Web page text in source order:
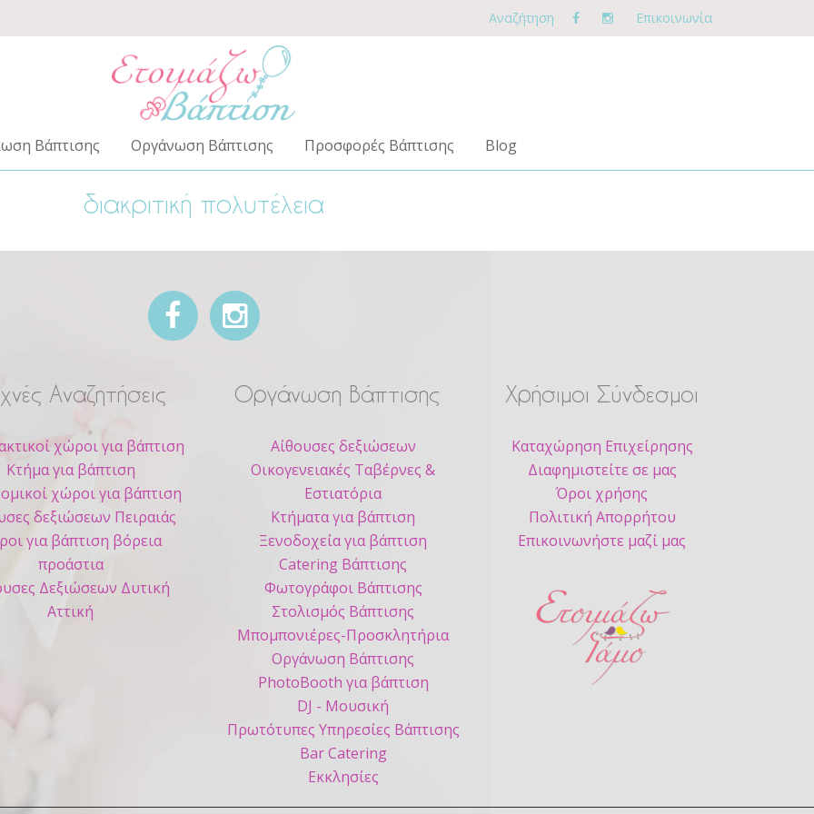
Αναζήτηση Επικοινωνία
Βάπτισης Οργάνωση Βάπτισης Προσφορές Βάπτισης Blog
διακριτική πολυτέλεια
Αναζητήσεις
χώροι για βάπτιση
Κτήμα για βάπτιση
χώροι για βάπτιση
δεξιώσεων Πειραιάς
για βάπτιση βόρεια
προάστια
Δεξιώσεων Δυτική
Αττική
Οργάνωση Βάπτισης
Αίθουσες δεξιώσεων
Οικογενειακές Ταβέρνες &
Εστιατόρια
Κτήματα για βάπτιση
Ξενοδοχεία για βάπτιση
Catering Βάπτισης
Φωτογράφοι Βάπτισης
Στολισμός Βάπτισης
Μπομπονιέρες-Προσκλητήρια
Οργάνωση Βάπτισης
PhotoBooth για βάπτιση
DJ - Μουσική
Πρωτότυπες Υπηρεσίες Βάπτισης
Bar Catering
Εκκλησίες
Χρήσιμοι Σύνδεσμοι
Καταχώρηση Επιχείρησης
Διαφημιστείτε σε μας
Όροι χρήσης
Πολιτική Απορρήτου
Επικοινωνήστε μαζί μας